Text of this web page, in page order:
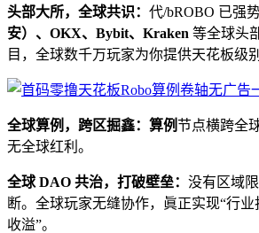
头部大所，全球共识： 代/bROBO 已强
安）、OKX、Bybit、Kraken 等全球头
目，全球数千万玩家为你提供天花板级
全球算例，跨区掘鑫：算例节点横跨全
无全球红利。
全球 DAO 共治，打破壁垒： 没有区域
断。全球玩家无缝协作，眞正实现“行
收溢”。